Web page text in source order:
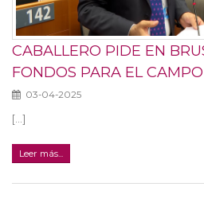
CABALLERO PIDE EN
FONDOS PARA EL
03-04-2025
[...]
Leer más...